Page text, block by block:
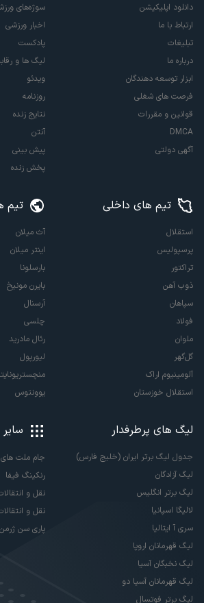
دانلود اپلیکیشن
ارتباط با ما
تبلیغات
درباره ما
ابزار توسعه دهندگان
فرصت های شغلی
قوانین و مقررات
DMCA
آگهی دولتی
سوژه‌های
اخبار ورزشی
پادکست
لیگ ها و
ویدئو
روزنامه
نتایج زنده
آنتن
پیش بینی
پخش زنده
تیم های داخلی
استقلال
پرسپولیس
تراکتور
ذوب آهن
سپاهان
فولاد
ملوان
گل‌گهر
آلومینیوم اراک
استقلال خوزستان
تیم
آث میلان
اینتر میلان
بارسلونا
بایرن مونیخ
آرسنال
چلسی
رئال مادرید
لیورپول
یوونتوس
لیگ های پرطرفدار
جدول لیگ برتر ایران (خلیج فارس)
لیگ آزادگان
لیگ برتر انگلیس
لالیگا اسپانیا
سری آ ایتالیا
لیگ قهرمانان اروپا
لیگ نخبگان آسیا
لیگ قهرمانان آسیا دو
لیگ برتر فوتسال
سایر
جام ملت های
رنکینگ فیفا
نقل و
نقل و
پاری سن ژرمن